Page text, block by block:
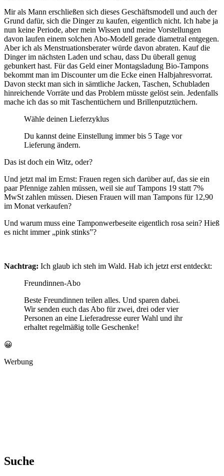
Mir als Mann erschließen sich dieses Geschäftsmodell und auch der
Grund dafür, sich die Dinger zu kaufen, eigentlich nicht. Ich habe ja
nun keine Periode, aber mein Wissen und meine Vorstellungen
davon laufen einem solchen Abo-Modell gerade diametral entgegen.
Aber ich als Menstruationsberater würde davon abraten. Kauf die
Dinger im nächsten Laden und schau, dass Du überall genug
gebunkert hast. Für das Geld einer Montagsladung Bio-Tampons
bekommt man im Discounter um die Ecke einen Halbjahresvorrat.
Davon steckt man sich in sämtliche Jacken, Taschen, Schubladen
hinreichende Vorräte und das Problem müsste gelöst sein. Jedenfalls
mache ich das so mit Taschentüchern und Brillenputztüchern.
Wähle deinen Lieferzyklus
Du kannst deine Einstellung immer bis 5 Tage vor
Lieferung ändern.
Das ist doch ein Witz, oder?
Und jetzt mal im Ernst: Frauen regen sich darüber auf, das sie ein
paar Pfennige zahlen müssen, weil sie auf Tampons 19 statt 7%
MwSt zahlen müssen. Diesen Frauen will man Tampons für 12,90
im Monat verkaufen?
Und warum muss eine Tamponwerbeseite eigentlich rosa sein? Hieß
es nicht immer „pink stinks”?
Nachtrag: Ich glaub ich steh im Wald. Hab ich jetzt erst entdeckt:
Freundinnen-Abo
Beste Freundinnen teilen alles. Und sparen dabei.
Wir senden euch das Abo für zwei, drei oder vier
Personen an eine Lieferadresse eurer Wahl und ihr
erhaltet regelmäßig tolle Geschenke!
😀
Werbung
Suche